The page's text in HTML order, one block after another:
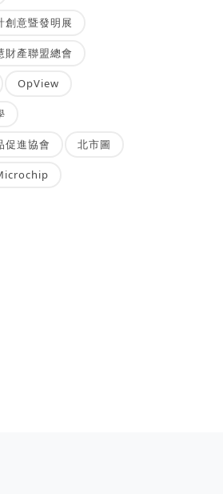
創意暨發明展
財產聯盟總會
OpView
促進協會 北市圖